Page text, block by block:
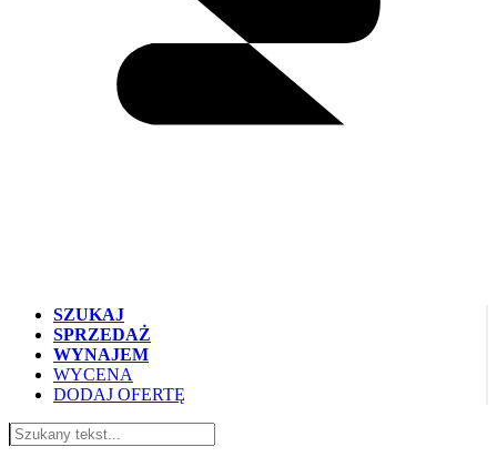
SZUKAJ
SPRZEDAŻ
WYNAJEM
WYCENA
DODAJ OFERTĘ